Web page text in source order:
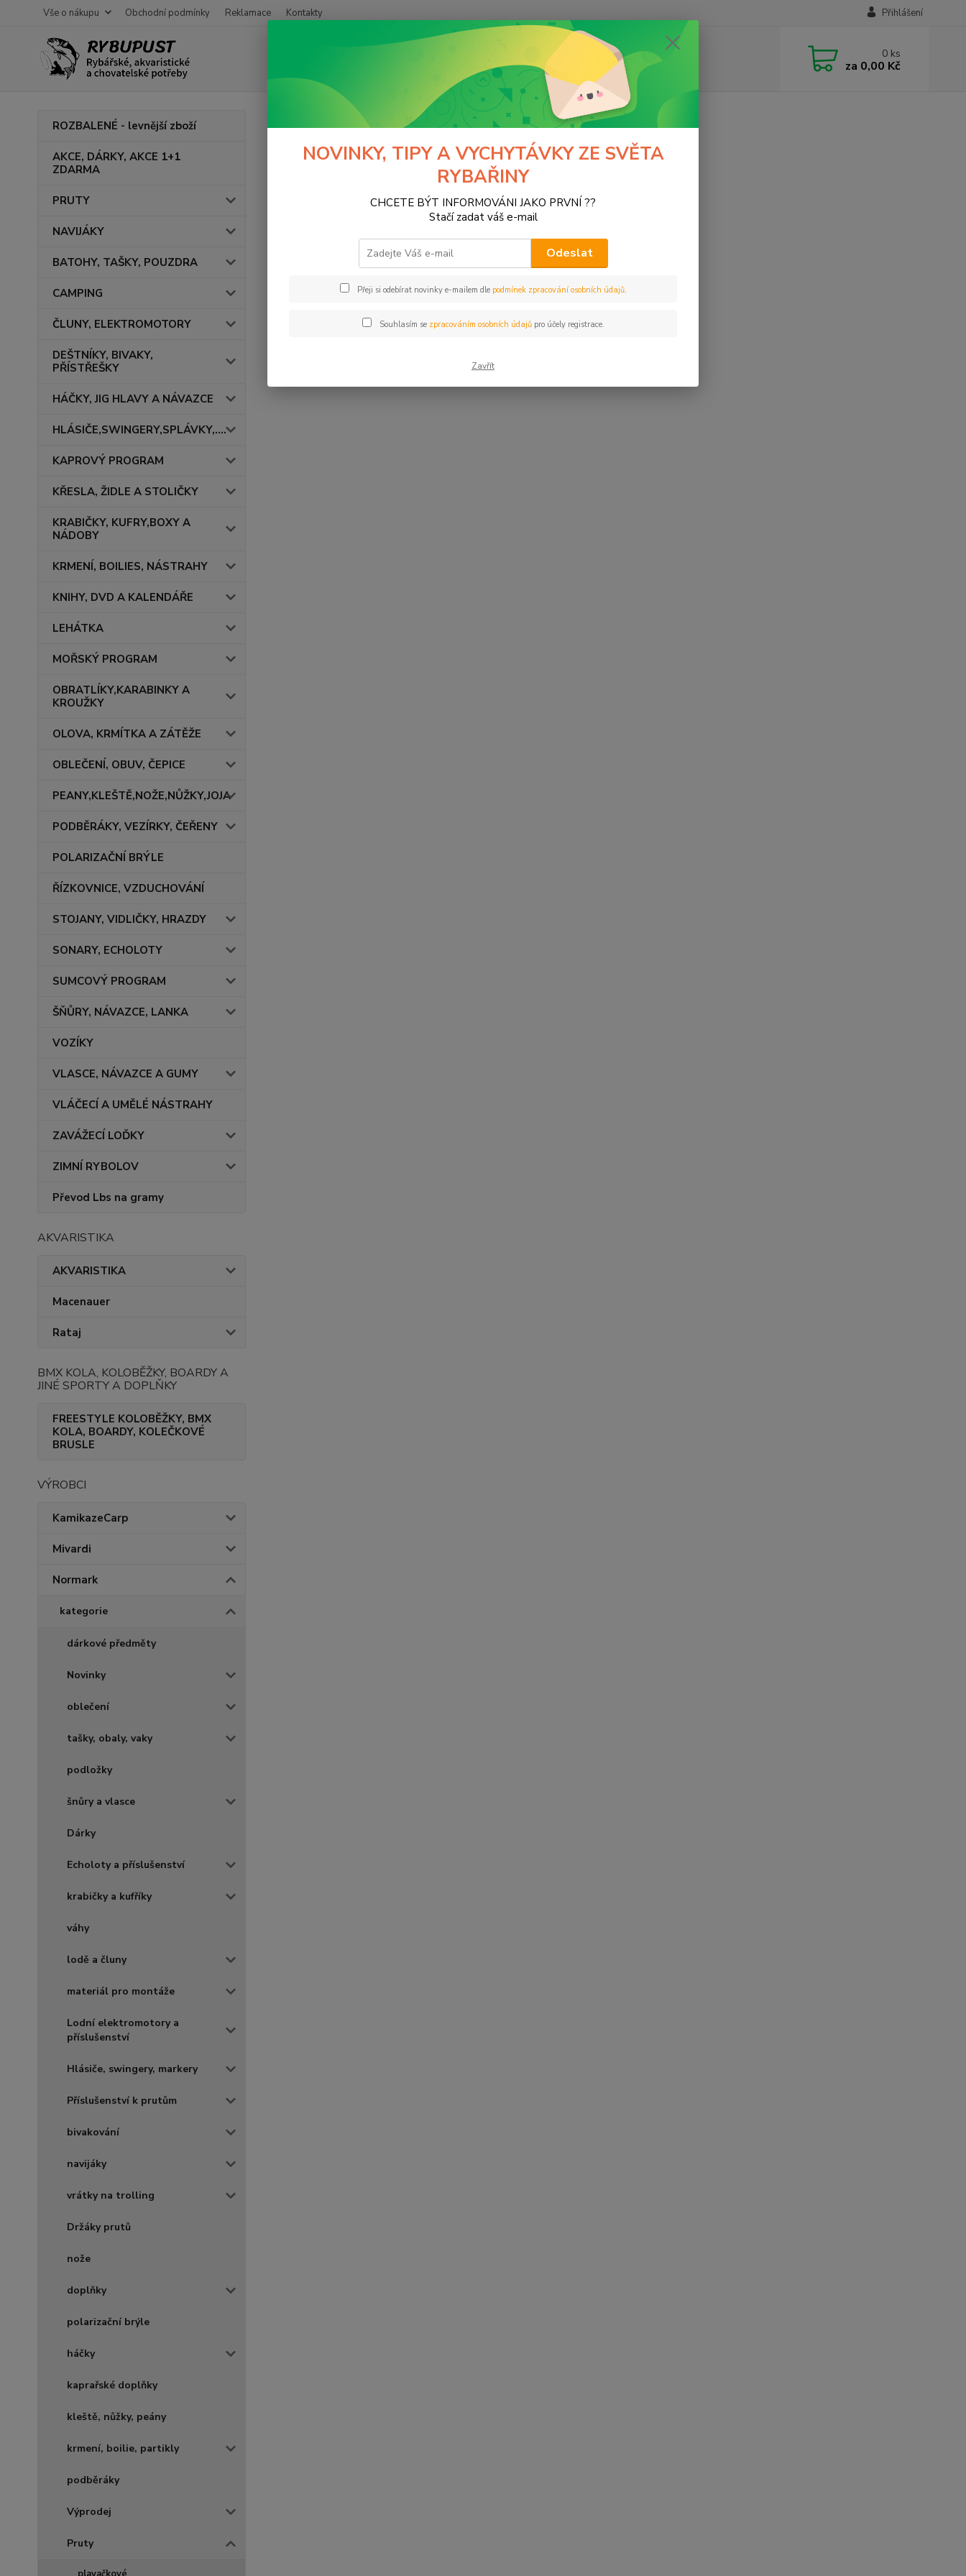
Vše o nákupu Obchodní podmínky Reklamace Kontakty Přihlášení
0 ks
za 0,00 Kč
ROZBALENÉ - levnější zboží
AKCE, DÁRKY, AKCE 1+1
ZDARMA
PRUTY
NAVIJÁKY
BATOHY, TAŠKY, POUZDRA
CAMPING
ČLUNY, ELEKTROMOTORY
DEŠTNÍKY, BIVAKY,
PŘÍSTŘEŠKY
HÁČKY, JIG HLAVY A NÁVAZCE
HLÁSIČE,SWINGERY,SPLÁVKY,....
KAPROVÝ PROGRAM
KŘESLA, ŽIDLE A STOLIČKY
KRABIČKY, KUFRY,BOXY A
NÁDOBY
KRMENÍ, BOILIES, NÁSTRAHY
KNIHY, DVD A KALENDÁŘE
LEHÁTKA
MOŘSKÝ PROGRAM
OBRATLÍKY,KARABINKY A
KROUŽKY
OLOVA, KRMÍTKA A ZÁTĚŽE
OBLEČENÍ, OBUV, ČEPICE
PEANY,KLEŠTĚ,NOŽE,NŮŽKY,JOJA
PODBĚRÁKY, VEZÍRKY, ČEŘENY
POLARIZAČNÍ BRÝLE
ŘÍZKOVNICE, VZDUCHOVÁNÍ
STOJANY, VIDLIČKY, HRAZDY
SONARY, ECHOLOTY
SUMCOVÝ PROGRAM
ŠŇŮRY, NÁVAZCE, LANKA
VOZÍKY
VLASCE, NÁVAZCE A GUMY
VLÁČECÍ A UMĚLÉ NÁSTRAHY
ZAVÁŽECÍ LOĎKY
ZIMNÍ RYBOLOV
Převod Lbs na gramy
AKVARISTIKA
AKVARISTIKA
Macenauer
Rataj
BMX KOLA, KOLOBĚŽKY, BOARDY A
JINÉ SPORTY A DOPLŇKY
FREESTYLE KOLOBĚŽKY, BMX
KOLA, BOARDY, KOLEČKOVÉ
BRUSLE
VÝROBCI
KamikazeCarp
Mivardi
Normark
kategorie
dárkové předměty
Novinky
oblečení
tašky, obaly, vaky
podložky
šnůry a vlasce
Dárky
Echoloty a příslušenství
krabičky a kufříky
váhy
lodě a čluny
materiál pro montáže
Lodní elektromotory a
příslušenství
Hlásiče, swingery, markery
Příslušenství k prutům
bivakování
navijáky
vrátky na trolling
Držáky prutů
nože
doplňky
polarizační brýle
háčky
kaprařské doplňky
kleště, nůžky, peány
krmení, boilie, partikly
podběráky
Výprodej
Pruty
Pruty přívlačové
přívlačové
NOVINKY, TIPY A VYCHYTÁVKY ZE SVĚTA
RYBAŘINY
CHCETE BÝT INFORMOVÁNI JAKO PRVNÍ ??
Stačí zadat váš e-mail
Odeslat
Přeji si odebírat novinky e-mailem dle podmínek zpracování osobních údajů.
Souhlasím se zpracováním osobních údajůpro účely registrace.
Zavřít